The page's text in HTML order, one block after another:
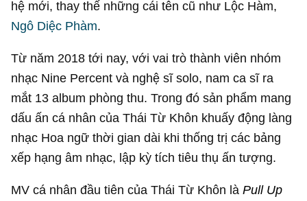
hệ mới, thay thế những cái tên cũ như Lộc Hàm,
Ngô Diệc Phàm.
Từ năm 2018 tới nay, với vai trò thành viên nhóm
nhạc Nine Percent và nghệ sĩ solo, nam ca sĩ ra
mắt 13 album phòng thu. Trong đó sản phẩm mang
dấu ấn cá nhân của Thái Từ Khôn khuấy động làng
nhạc Hoa ngữ thời gian dài khi thống trị các bảng
xếp hạng âm nhạc, lập kỳ tích tiêu thụ ấn tượng.
MV cá nhân đầu tiên của Thái Từ Khôn làPull Up